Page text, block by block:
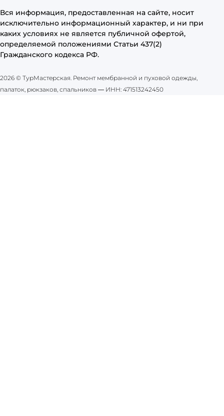
Вся информация, предоставленная на сайте, носит
исключительно информационный характер, и ни при
каких условиях не является публичной офертой,
определяемой положениями Статьи 437(2)
Гражданского кодекса РФ.
2026 © ТурМастерская. Ремонт мембранной и пуховой одежды,
палаток, рюкзаков, спальников — ИНН: 471513242450